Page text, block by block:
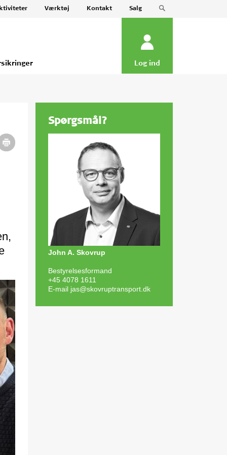
Værktøj Kontakt Salg
Log ind
Spørgsmål?
John A. Skovrup
Bestyrelsesformand
+45 4078 1611
E-mail jas@skovruptransport.dk